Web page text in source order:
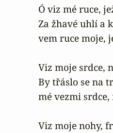
Ó viz mé ruce,
Za žhavé uhlí a
vem ruce moje,
Viz moje srdce,
By třáslo se na
mé vezmi
Viz moje nohy,